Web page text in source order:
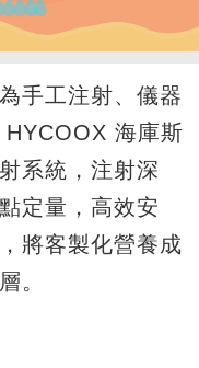
手工注射、儀器
海庫斯
系統，注射深
定量，高效安
將客製化營養成
。